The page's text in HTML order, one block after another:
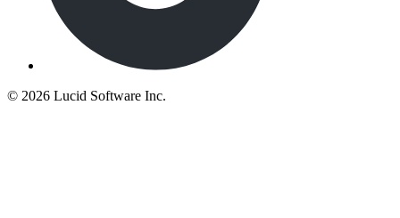
© 2026 Lucid Software Inc.